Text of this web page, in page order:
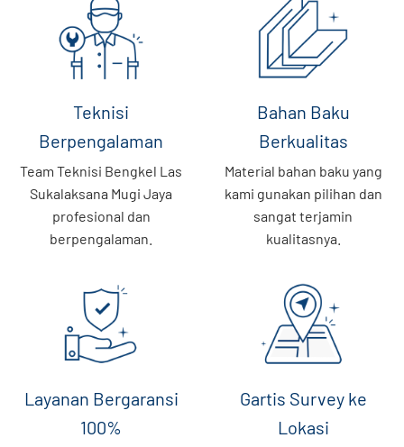
Teknisi
Berpengalaman
Team Teknisi Bengkel Las
Sukalaksana Mugi Jaya
profesional dan
berpengalaman.
Bahan Baku
Berkualitas
Material bahan baku yang
kami gunakan pilihan dan
sangat terjamin
kualitasnya.
Layanan Bergaransi
100%
Gartis Survey ke
Lokasi